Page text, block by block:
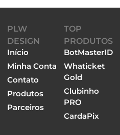
PLW
DESIGN
Início
Minha Conta
Contato
Produtos
Parceiros
TOP
PRODUTOS
BotMasterID
Whaticket
Gold
Clubinho
PRO
CardaPix